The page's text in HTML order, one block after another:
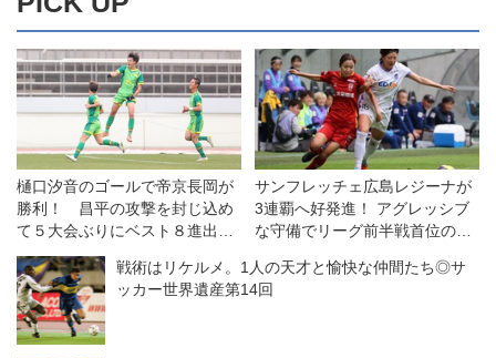
樋口汐音のゴールで帝京長岡が
勝利！ 昌平の攻撃を封じ込め
て５大会ぶりにベスト８進出
【3回戦】
サンフレッチェ広島レジーナが
3連覇へ好発進！ アグレッシブ
な守備でリーグ前半戦首位の
ラシエカップ
戦術はリケルメ。1人の天才と愉快な仲間たち◎サ
ッカー世界遺産第14回